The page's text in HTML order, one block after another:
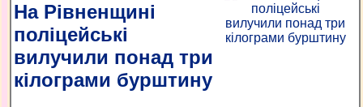
На Рівненщині
поліцейські
вилучили понад три
кілограми бурштину